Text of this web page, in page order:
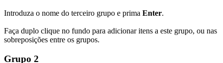
Introduza o nome do terceiro grupo e prima Enter.
Faça duplo clique no fundo para adicionar itens a este grupo, ou nas
sobreposições entre os grupos.
Grupo 2